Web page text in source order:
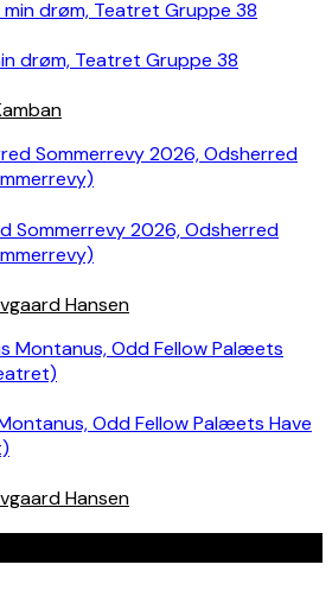
drøm, Teatret Gruppe 38
Sommerrevy 2026, Odsherred
Hansen
Odd Fellow Palæets Have
Hansen